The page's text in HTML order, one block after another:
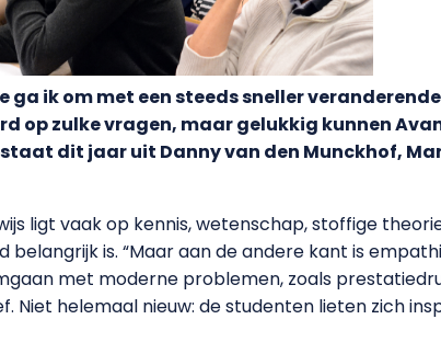
ga ik om met een steeds sneller
op zulke vragen, maar gelukkig kunnen
dit jaar uit Danny van den Munckhof,
ligt vaak op kennis, wetenschap, stoffige
belangrijk is. “Maar aan de andere kant is
met moderne problemen, zoals
Niet helemaal nieuw: de studenten lieten zich